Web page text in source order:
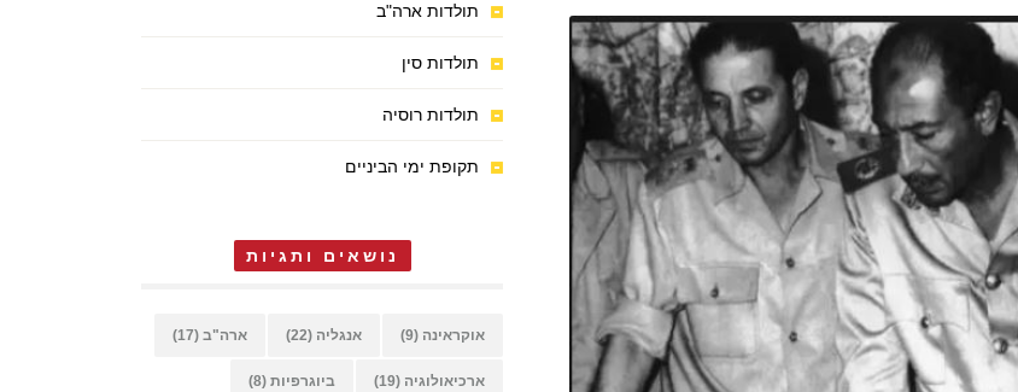
תולדות ארה"ב
תולדות סין
תולדות רוסיה
תקופת ימי הביניים
נושאים ותגיות
אוקראינה (9) אנגליה (22) ארה"ב (17)
ארכיאולוגיה (19) ביוגרפיות (8)